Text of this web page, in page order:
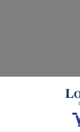
ナ ペアリング フラット バ
グ。このリングはゴール